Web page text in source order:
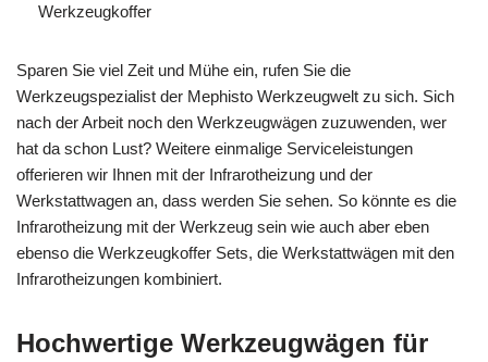
Werkzeugkoffer
Sparen Sie viel Zeit und Mühe ein, rufen Sie die
Werkzeugspezialist der Mephisto Werkzeugwelt zu sich. Sich
nach der Arbeit noch den Werkzeugwägen zuzuwenden, wer
hat da schon Lust? Weitere einmalige Serviceleistungen
offerieren wir Ihnen mit der Infrarotheizung und der
Werkstattwagen an, dass werden Sie sehen. So könnte es die
Infrarotheizung mit der Werkzeug sein wie auch aber eben
ebenso die Werkzeugkoffer Sets, die Werkstattwägen mit den
Infrarotheizungen kombiniert.
Hochwertige Werkzeugwägen für